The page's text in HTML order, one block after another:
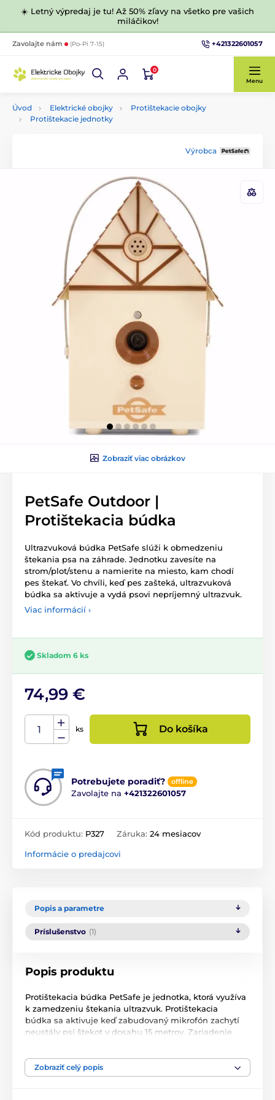
☀️ Letný výpredaj je tu! Až 50% zľavy na všetko pre vašich
miláčikov!
Zavolajte nám (Po-Pi 7-15) +421322601057
0
Menu
Úvod Elektrické obojky
Protištekacie obojky
Protištekacie jednotky
Výrobca
Zobraziť viac obrázkov
PetSafe Outdoor |
Protištekacia búdka
Ultrazvuková búdka PetSafe slúži k obmedzeniu
štekania psa na záhrade. Jednotku zavesíte na
strom/plot/stenu a namierite na miesto, kam chodí
pes štekať. Vo chvíli, keď pes zašteká, ultrazvuková
búdka sa aktivuje a vydá psovi nepríjemný ultrazvuk.
Viac informácií ›
Skladom 6 ks
74,99 €
ks Do košíka
Potrebujete poradiť? offline
Zavolajte na +421322601057
Kód produktu: P327 Záruka: 24 mesiacov
Informácie o predajcovi
Popis a parametre
Príslušenstvo (1)
Popis produktu
Protištekacia búdka PetSafe je jednotka, ktorá využíva
k zamedzeniu štekania ultrazvuk. Protištekacia
búdka sa aktivuje keď zabudovaný mikrofón zachytí
neustály psí štekot v dosahu 15 metrov. Zariadenie
nepočuteľná pre ľudí). Vysielaný ultrazvuk by mal byť
pre štekajúcého psa natoľko nepríjemný, aby prestal
Zobraziť celý popis